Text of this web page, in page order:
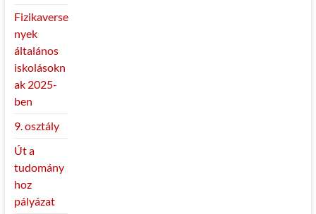
Fizikaverse
nyek
általános
iskolásokn
ak 2025-
ben
9. osztály
Út a
tudomány
hoz
pályázat